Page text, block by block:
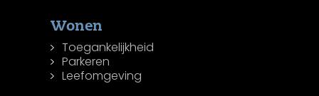
Wonen
Toegankelijkheid
Parkeren
Leefomgeving